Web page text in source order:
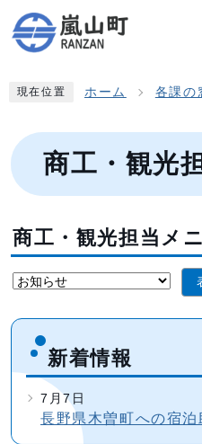
現在位置 ホーム 各課の
商工・観光
商工・観光担当メ
新着情報
7月7日
長野県木曽町への宿泊